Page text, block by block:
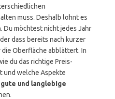
muss. Deshalb lohnt es
Du möchtest nicht jedes Jahr
dass bereits nach kurzer
Oberfläche abblättert. In
du das richtige Preis-
und welche Aspekte
gute und langlebige